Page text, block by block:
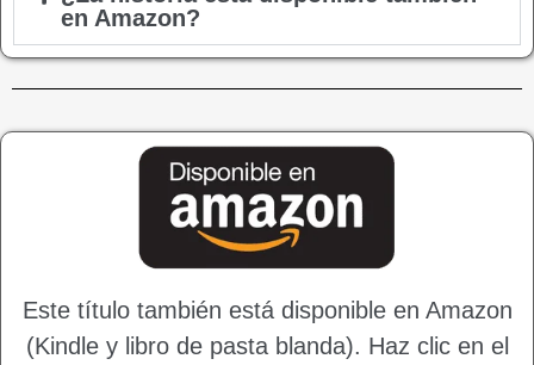
en Amazon?
Este título también está disponible en Amazon
(Kindle y libro de pasta blanda). Haz clic en el